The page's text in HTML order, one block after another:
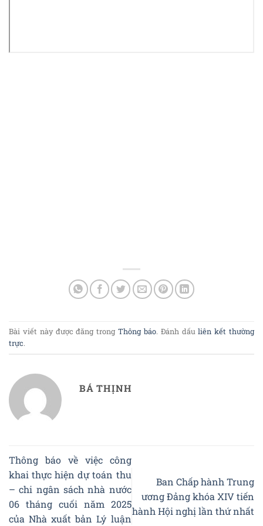
Bài viết này được đăng trong Thông báo. Đánh dấuliên kết thường
trực.
BÁ THỊNH
Thông báo về việc công
khai thực hiện dự toán thu
– chi ngân sách nhà nước
06 tháng cuối năm 2025
của Nhà xuất bản Lý luận
Ban Chấp hành Trung
ương Đảng khóa XIV tiến
hành Hội nghị lần thứ nhất